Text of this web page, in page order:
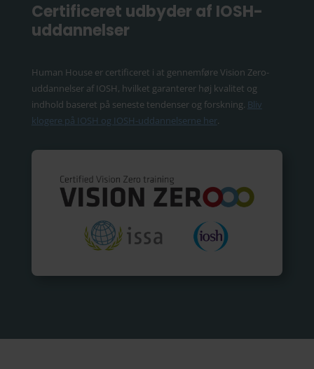
Certificeret udbyder af IOSH-
uddannelser
Human House er certificeret i at gennemføre Vision Zero-
uddannelser af IOSH, hvilket garanterer høj kvalitet og
indhold baseret på seneste tendenser og forskning. Bliv
klogere på IOSH og IOSH-uddannelserne her.